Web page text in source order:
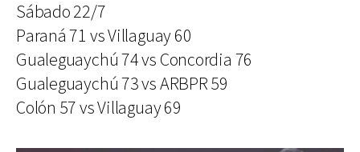
Sábado 22/7
Paraná 71 vs Villaguay 60
Gualeguaychú 74 vs Concordia 76
Gualeguaychú 73 vs ARBPR 59
Colón 57 vs Villaguay 69